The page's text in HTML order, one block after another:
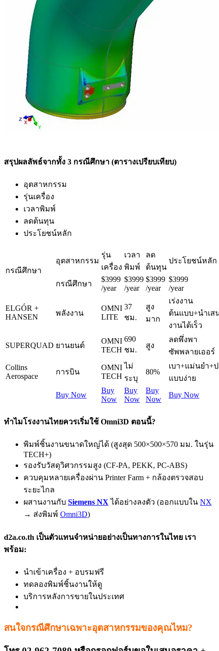
สรุปผลลัพธ์จากทั้ง 3 กรณีศึกษา (ตารางเปรียบเทียบ)
อุตสาหกรรม
รุ่นเครื่อง
เวลาพิมพ์
ลดต้นทุน
ประโยชน์หลัก
กรณีศึกษา
อุตสาหกรรม
รุ่น
เครื่อง
เวลา
พิมพ์
ลด
ต้นทุน
ประโยชน์หลัก
กรณีศึกษา
$3999
/year
$3999
/year
$3999
/year
$3999
/year
ELGÓR +
HANSEN
พลังงาน
OMNI
LITE
37
ชม.
สูง
มาก
เร่งงาน
ต้นแบบ+นำเส
งานได้เร็ว
SUPERQUAD ยานยนต์
OMNI
TECH
690
ชม.
สูง
ลดพึ่งพา
ซัพพลายเออร์
Collins
Aerospace
การบิน
OMNI
TECH
ไม่
ระบุ
80%
เบา+แม่นยำ+
แบบง่าย
Buy Now
Buy
Now
Buy
Now
Buy
Now
Buy Now
ทำไมโรงงานไทยควรเริ่มใช้ Omni3D ตอนนี้?
พิมพ์ชิ้นงานขนาดใหญ่ได้ (สูงสุด 500×500×570 มม. ในรุ่น
TECH+)
รองรับวัสดุวิศวกรรมสูง (CF-PA, PEKK, PC-ABS)
ควบคุมหลายเครื่องผ่าน Printer Farm + กล้องตรวจสอบ
ระยะไกล
ผสานงานกับ Siemens NX ได้อย่างลงตัว (ออกแบบใน NX
→ ส่งพิมพ์ Omni3D)
d2a.co.th เป็นตัวแทนจำหน่ายอย่างเป็นทางการในไทย เรา
พร้อม:
นำเข้าเครื่อง + อบรมฟรี
ทดลองพิมพ์ชิ้นงานให้ดู
บริการหลังการขายในประเทศ
สนใจกรณีศึกษาเฉพาะอุตสาหกรรมของคุณไหม?